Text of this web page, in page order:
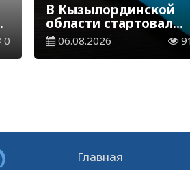
0
В Кызылординской
области стартовал
конкурс
семейных ценностях
Конституции
06.08.2026
Главная